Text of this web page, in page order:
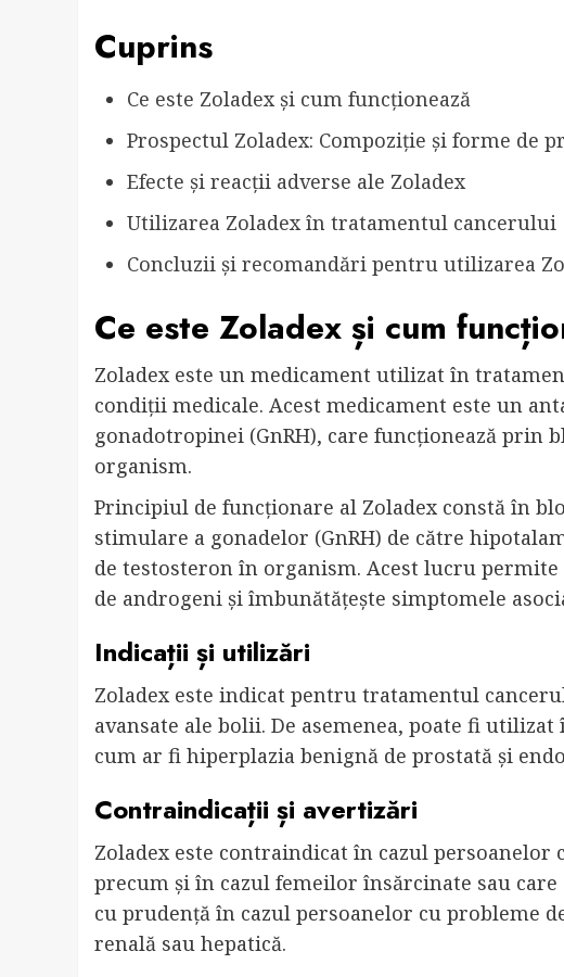
Cuprins
Ce este Zoladex și cum funcționează
Prospectul Zoladex: Compoziție și forme de
Efecte și reacții adverse ale Zoladex
Utilizarea Zoladex în tratamentul cancerului
Concluzii și recomandări pentru utilizarea
Ce este Zoladex și cum
Zoladex este un medicament utilizat în
condiții medicale. Acest medicament este un
gonadotropinei (GnRH), care funcționează prin
organism.
Principiul de funcționare al Zoladex constă în
stimulare a gonadelor (GnRH) de către
de testosteron în organism. Acest lucru
de androgeni și îmbunătățește simptomele
Indicații și utilizări
Zoladex este indicat pentru tratamentul
avansate ale bolii. De asemenea, poate fi
cum ar fi hiperplazia benignă de prostată și
Contraindicații și avertizări
Zoladex este contraindicat în cazul
precum și în cazul femeilor însărcinate sau
cu prudență în cazul persoanelor cu probleme
renală sau hepatică.